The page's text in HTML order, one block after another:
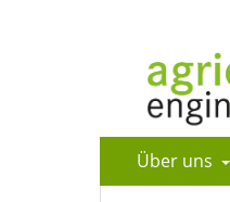
Über uns